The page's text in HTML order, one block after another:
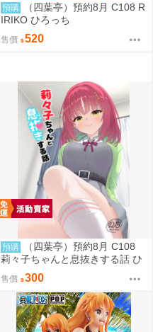
預購
（四葉亭）預約8月 C108 R
IRIKO ひろっち
售價 520
預購
（四葉亭）預約8月 C108
莉々子ちゃんと息抜きする話 ひ
ろっち
售價 300